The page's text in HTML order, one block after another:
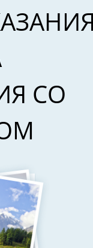
СО